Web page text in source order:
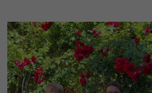
historische Speicherung Ihrer
Einstellungen, falls der
eingestellt hat.
Anbieter
Matomo
Laufzeit